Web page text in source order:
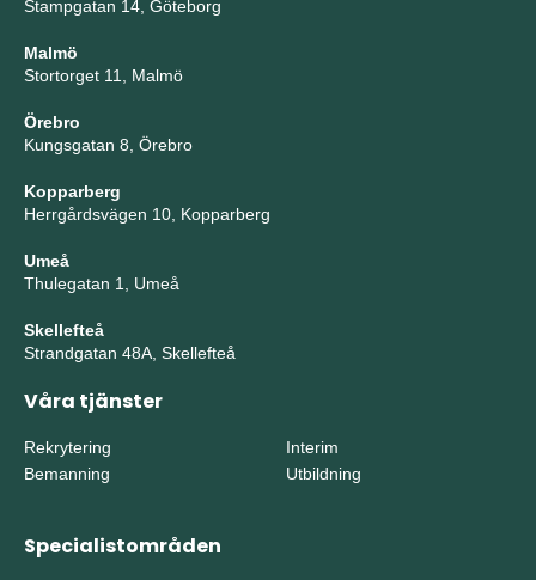
Stampgatan 14, Göteborg
Malmö
Stortorget 11, Malmö
Örebro
Kungsgatan 8, Örebro
Kopparberg
Herrgårdsvägen 10, Kopparberg
Umeå
Thulegatan 1, Umeå
Skellefteå
Strandgatan 48A, Skellefteå
Våra tjänster
Rekrytering
Bemanning
Interim
Utbildning
Specialistområden